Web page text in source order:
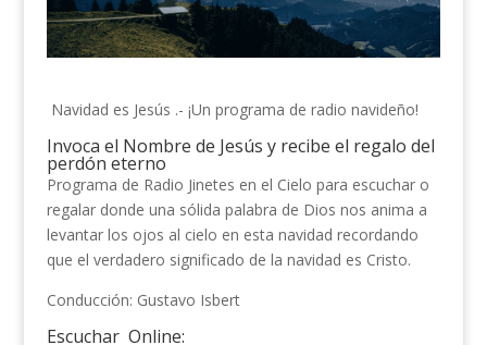
Navidad es Jesús .- ¡Un programa de radio navideño!
Invoca el Nombre de Jesús y recibe el regalo del
perdón eterno
Programa de Radio Jinetes en el Cielo para escuchar o
regalar donde una sólida palabra de Dios nos anima a
levantar los ojos al cielo en esta navidad recordando
que el verdadero significado de la navidad es Cristo.
Conducción: Gustavo Isbert
Escuchar Online: